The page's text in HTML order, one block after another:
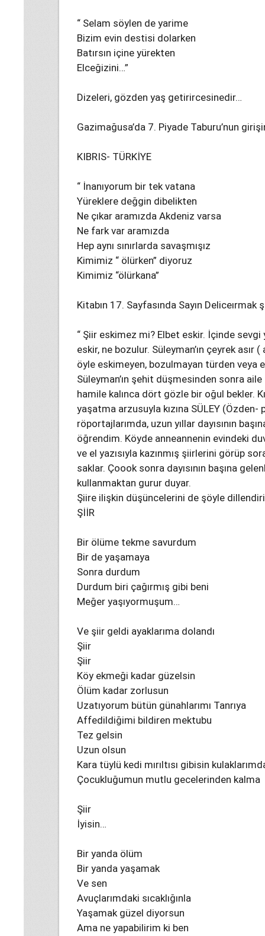
“ Selam söylen de yarime
Bizim evin destisi dolarken
Batırsın içine yürekten
Elceğizini…”
Dizeleri, gözden yaş getirircesinedir…
Gazimağusa’da 7. Piyade Taburu’nun
KIBRIS- TÜRKİYE
“ İnanıyorum bir tek vatana
Yüreklere değgin dibelikten
Ne çıkar aramızda Akdeniz varsa
Ne fark var aramızda
Hep aynı sınırlarda savaşmışız
Kimimiz “ ölürken” diyoruz
Kimimiz “ölürkana”
Kitabın 17. Sayfasında Sayın
“ Şiir eskimez mi? Elbet eskir. İçinde
eskir, ne bozulur. Süleyman’ın çeyrek asır
öyle eskimeyen, bozulmayan türden veya
Süleyman’ın şehit düşmesinden sonra
hamile kalınca dört gözle bir oğul bekler.
yaşatma arzusuyla kızına SÜLEY (Özden-
röportajlarımda, uzun yıllar dayısının
öğrendim. Köyde anneannenin evindeki
ve el yazısıyla kazınmış şiirlerini görüp
saklar. Çoook sonra dayısının başına
kullanmaktan gurur duyar.
Şiire ilişkin düşüncelerini de şöyle
ŞİİR
Bir ölüme tekme savurdum
Bir de yaşamaya
Sonra durdum
Durdum biri çağırmış gibi beni
Meğer yaşıyormuşum…
Ve şiir geldi ayaklarıma dolandı
Şiir
Şiir
Köy ekmeği kadar güzelsin
Ölüm kadar zorlusun
Uzatıyorum bütün günahlarımı Tanrıya
Affedildiğimi bildiren mektubu
Tez gelsin
Uzun olsun
Kara tüylü kedi mırıltısı gibisin
Çocukluğumun mutlu gecelerinden kalma
Şiir
İyisin…
Bir yanda ölüm
Bir yanda yaşamak
Ve sen
Avuçlarımdaki sıcaklığınla
Yaşamak güzel diyorsun
Ama ne yapabilirim ki ben